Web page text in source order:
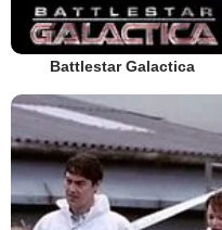
Battlestar Galactica